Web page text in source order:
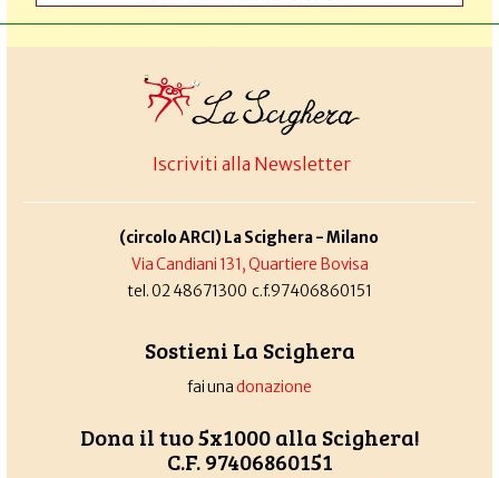
Iscriviti alla Newsletter
(circolo ARCI) La Scighera - Milano
Via Candiani 131, Quartiere Bovisa
tel. 02 48671300 c.f.97406860151
Sostieni La Scighera
fai unadonazione
Dona il tuo 5x1000 alla Scighera!
C.F. 97406860151